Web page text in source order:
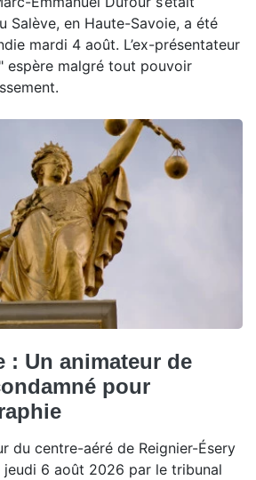
Salève, en Haute-Savoie, a été
mardi 4 août. L’ex-présentateur
espère malgré tout pouvoir
: Un animateur de
pour
du centre-aéré de Reignier-Ésery
jeudi 6 août 2026 par le tribunal